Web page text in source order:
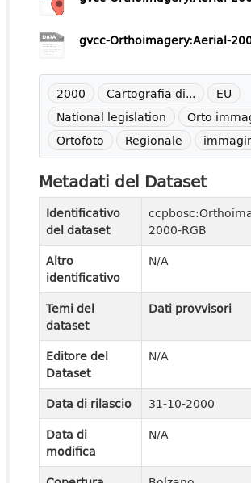
gvcc-Orthoimagery:Aerial-
2000 Cartografia di...
EU
National legislation
Orto
Ortofoto
Regionale
Metadati del Dataset
Identificativo
del dataset
2000-RGB
Altro
identificativo
N/A
Temi del
dataset
Dati provvisori
Editore del
Dataset
N/A
Data di rilascio
31-10-2000
Data di
modifica
N/A